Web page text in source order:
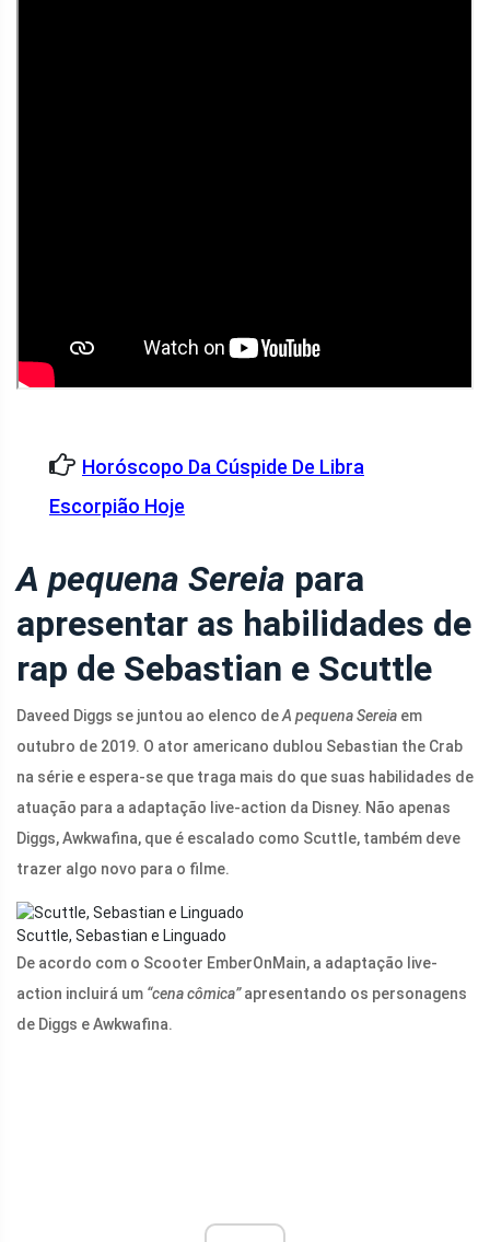
Horóscopo Da Cúspide De Libra
Escorpião Hoje
A pequena Sereia para
apresentar as habilidades de
rap de Sebastian e Scuttle
Daveed Diggs se juntou ao elenco deA pequena Sereia em
outubro de 2019. O ator americano dublou Sebastian the Crab
na série e espera-se que traga mais do que suas habilidades de
atuação para a adaptação live-action da Disney. Não apenas
Diggs, Awkwafina, que é escalado como Scuttle, também deve
trazer algo novo para o filme.
Scuttle, Sebastian e Linguado
De acordo com o Scooter EmberOnMain, a adaptação live-
action incluirá um “cena cômica”apresentando os personagens
de Diggs e Awkwafina.